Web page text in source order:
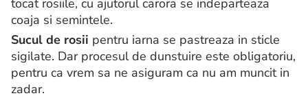
coaja si semintele.
Sucul de rosii pentru iarna se pastreaza in sticle
sigilate. Dar procesul de dunstuire este obligatoriu,
pentru ca vrem sa ne asiguram ca nu am muncit in
zadar.